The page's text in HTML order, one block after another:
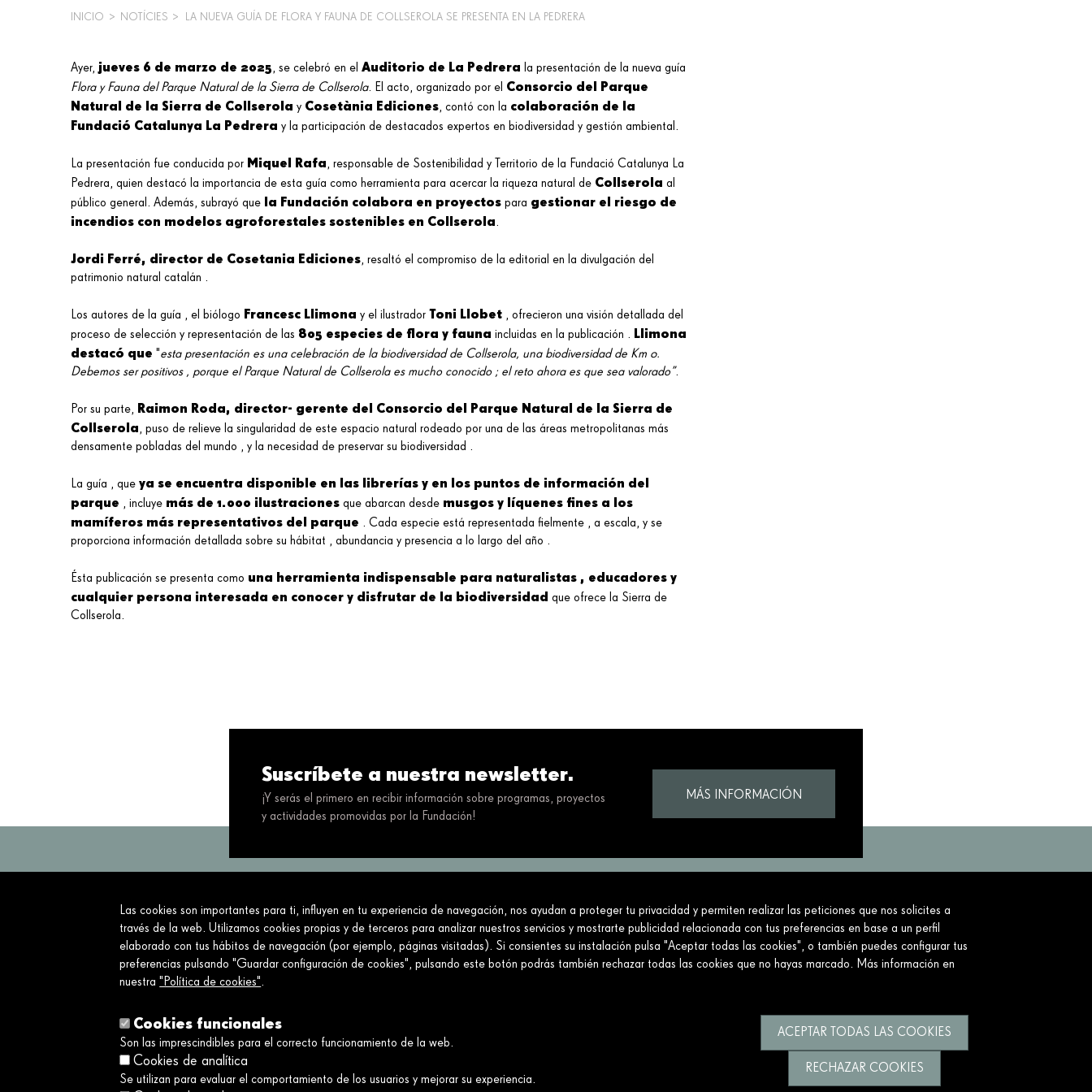
ENLACES
DE
AYUDA
A
LA
NAVEGACIÓN
INICIO > NOTÍCIES > LA NUEVA GUÍA DE FLORA Y FAUNA DE COLLSEROLA SE PRESENTA EN LA PEDRERA
Ayer,jueves 6 de marzo de 2025, se celebró en el Auditorio de La Pedrera la presentación de la nueva guía
Flora y Fauna del Parque Natural de la Sierra de Collserola. El acto, organizado por el Consorcio del Parque
Natural de la Sierra de Collserola y Cosetània Ediciones, contó con la colaboración de la
Fundació Catalunya La Pedrera y la participación de destacados expertos en biodiversidad y gestión ambiental.
La presentación fue conducida por Miquel Rafa, responsable de Sostenibilidad y Territorio de la Fundació Catalunya La
Pedrera, quien destacó la importancia de esta guía como herramienta para acercar la riqueza natural de Collserola al
público general. Además, subrayó que la Fundación colabora en proyectos para gestionar el riesgo de
incendios con modelos agroforestales sostenibles en Collserola.
Jordi Ferré, director de Cosetania Ediciones, resaltó el compromiso de la editorial en la divulgación del
patrimonio natural catalán .
Los autores de la guía , el biólogo Francesc Llimona y el ilustrador Toni Llobet , ofrecieron una visión detallada del
proceso de selección y representación de las 805 especies de flora y fauna incluidas en la publicación . Llimona
destacó que "esta presentación es una celebración de la biodiversidad de Collserola, una biodiversidad de Km 0.
Debemos ser positivos , porque el Parque Natural de Collserola es mucho conocido ; el reto ahora es que sea valorado”.
Por su parte, Raimon Roda, director- gerente del Consorcio del Parque Natural de la Sierra de
Collserola, puso de relieve la singularidad de este espacio natural rodeado por una de las áreas metropolitanas más
densamente pobladas del mundo , y la necesidad de preservar su biodiversidad .
La guía , que ya se encuentra disponible en las librerías y en los puntos de información del
parque , incluye más de 1.000 ilustraciones que abarcan desde musgos y líquenes fines a los
mamíferos más representativos del parque . Cada especie está representada fielmente , a escala, y se
proporciona información detallada sobre su hábitat , abundancia y presencia a lo largo del año .
Ésta publicación se presenta como una herramienta indispensable para naturalistas , educadores y
cualquier persona interesada en conocer y disfrutar de la biodiversidad que ofrece la Sierra de
Collserola.
Suscríbete a nuestra newsletter.
¡Y serás el primero en recibir información sobre programas, proyectos
y actividades promovidas por la Fundación!
MÁS INFORMACIÓN
Servimos a la sociedad construyendo un futuro mejor y más justo.
Sobre nosotros
¿Qué hacemos?
Conecta Enlaces
Las cookies son importantes para ti, influyen en tu experiencia de navegación, nos ayudan a proteger tu privacidad y permiten realizar las peticiones que nos solicites a
través de la web. Utilizamos cookies propias y de terceros para analizar nuestros servicios y mostrarte publicidad relacionada con tus preferencias en base a un perfil
elaborado con tus hábitos de navegación (por ejemplo, páginas visitadas). Si consientes su instalación pulsa "Aceptar todas las cookies", o también puedes configurar tus
preferencias pulsando "Guardar configuración de cookies", pulsando este botón podrás también rechazar todas las cookies que no hayas marcado. Más información en
nuestra"Política de cookies".
Cookies funcionales
Son las imprescindibles para el correcto funcionamiento de la web.
Cookies de analítica
Se utilizan para evaluar el comportamiento de los usuarios y mejorar su experiencia.
RECHAZAR COOKIES
ACEPTAR TODAS LAS COOKIES